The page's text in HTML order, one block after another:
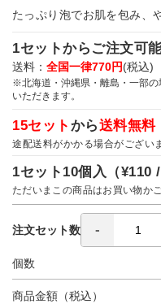
たっぷり泡でお肌を包み、
1セットからご注文可
送料： 全国一律770円(税込)
※北海道・沖縄県・離島・一部
いただきます。
15セット から送料無料
途配送料がかかる場合がござい
1セット10個入（
ただいまこの商品はお買い物か
注文セット数
個数
商品金額（税込）